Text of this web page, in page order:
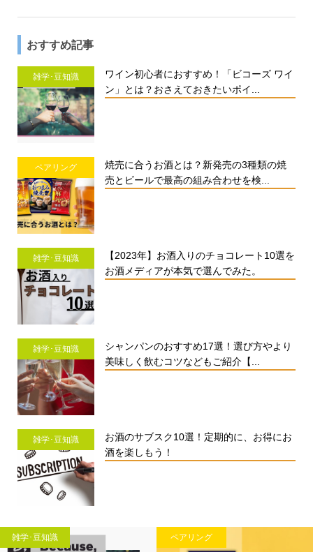
おすすめ記事
雑学･豆知識
ワイン初心者におすすめ！「ビコーズ ワイ
ン」とは？おさえておきたいポイ...
ペアリング
焼売に合うお酒とは？新発売の3種類の焼
売とビールで最高の組み合わせを検...
雑学･豆知識
【2023年】お酒入りのチョコレート10選を
お酒メディアが本気で選んでみた。
雑学･豆知識
シャンパンのおすすめ17選！選び方やより
美味しく飲むコツなどもご紹介【...
雑学･豆知識
お酒のサブスク10選！定期的に、お得にお
酒を楽しもう！
雑学･豆知識 ペアリング